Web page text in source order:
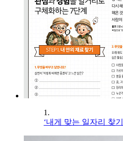
1.
‘내게 맞는 일자리 찾